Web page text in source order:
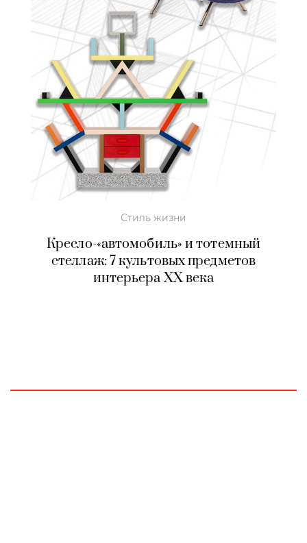
Стиль жизни
Кресло-«автомобиль» и тотемный
стеллаж: 7 культовых предметов
интерьера XX века